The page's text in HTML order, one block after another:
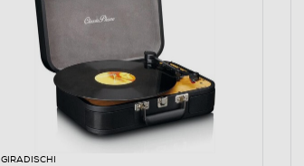
GIRADISCHI